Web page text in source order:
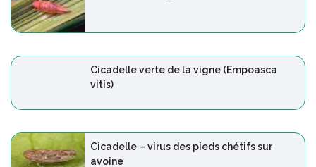
Cicadelle verte de la vigne (Empoasca
vitis)
Cicadelle – virus des pieds chétifs sur
avoine